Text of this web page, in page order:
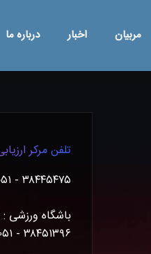
مربیان اخبار درباره ما
تلفن مرکر
۳۸۴۴۵۴۷۵ - ۰۵۱
۳۸۴۵۱۳۹۶ - ۰۵۱